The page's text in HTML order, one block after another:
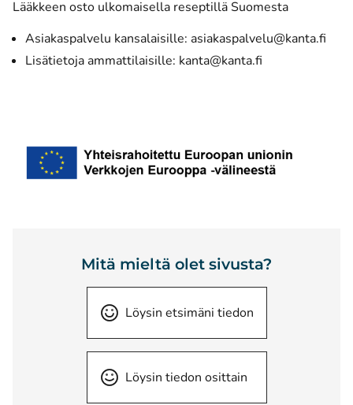
Lääkkeen osto ulkomaisella reseptillä Suomesta
Asiakaspalvelu kansalaisille: asiakaspalvelu@kanta.fi
Lisätietoja ammattilaisille: kanta@kanta.fi
Mitä mieltä olet sivusta?
Löysin etsimäni tiedon
Löysin tiedon osittain